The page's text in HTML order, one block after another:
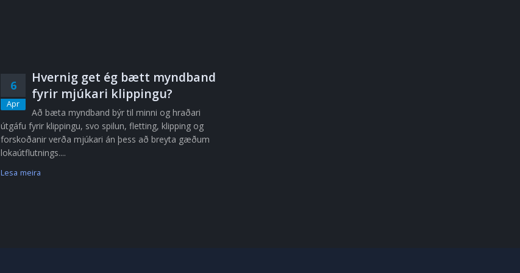
6
Apr
Hvernig get ég bætt myndband
fyrir mjúkari klippingu?
Að bæta myndband býr til minni og hraðari
útgáfu fyrir klippingu, svo spilun, fletting, klipping og
forskoðanir verða mjúkari án þess að breyta gæðum
lokaútflutnings....
Lesa meira